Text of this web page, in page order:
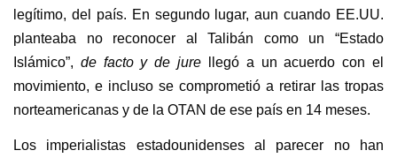
legítimo, del país. En segundo lugar, aun cuando EE.UU.
planteaba no reconocer al Talibán como un “Estado
Islámico”, de facto y de jure llegó a un acuerdo con el
movimiento, e incluso se comprometió a retirar las tropas
norteamericanas y de la OTAN de ese país en 14 meses.
Los imperialistas estadounidenses al parecer no han